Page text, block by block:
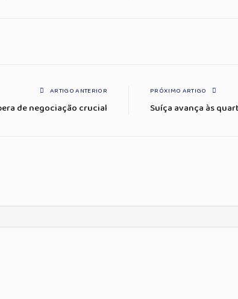
ARTIGO ANTERIOR
de negociação crucial
PRÓXIMO ARTIGO
Suíça avança às